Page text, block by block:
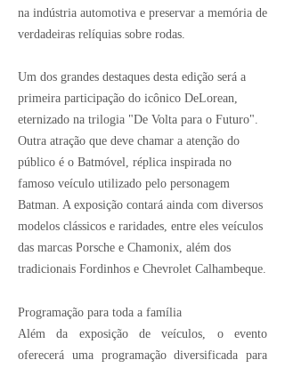
na indústria automotiva e preservar a memória de
verdadeiras relíquias sobre rodas.
Um dos grandes destaques desta edição será a
primeira participação do icônico DeLorean,
eternizado na trilogia "De Volta para o Futuro".
Outra atração que deve chamar a atenção do
público é o Batmóvel, réplica inspirada no
famoso veículo utilizado pelo personagem
Batman. A exposição contará ainda com diversos
modelos clássicos e raridades, entre eles veículos
das marcas Porsche e Chamonix, além dos
tradicionais Fordinhos e Chevrolet Calhambeque.
Programação para toda a família
Além da exposição de veículos, o evento
oferecerá uma programação diversificada para